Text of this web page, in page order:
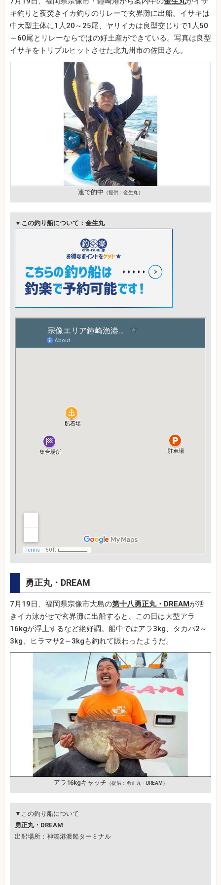
キ釣りと夜焚きイカ釣りのリレーで玄界灘に出船。イサキは
中大型主体に1人20～25尾、ヤリイカは良型交じりで1人50
～60尾とリレーならではの好土産ができている。写真は良型
イサキをトリプルヒットさせた北九州市の佐田さん。
連で的中 （提供：金生丸）
▼この釣り船について： 金生丸
勇正丸・DREAM
7月19日、福岡県宗像市大島の第十八勇正丸・DREAMが活
きイカ泳がせで玄界灘に出船すると、この日は大型アラ
16kgが浮上するなど絶好調。船中ではアラ3kg、タカバ2～
3kg、ヒラマサ2～3kgも釣れて賑わったようだ。
アラ16kgキャッチ （提供：勇正丸・DREAM）
▼この釣り船について
勇正丸・DREAM
出船場所：神湊港渡船ターミナル